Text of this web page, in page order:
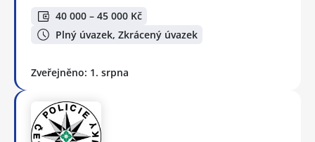
40 000 – 45 000 Kč
Plný úvazek, Zkrácený úvazek
Zveřejněno: 1. srpna